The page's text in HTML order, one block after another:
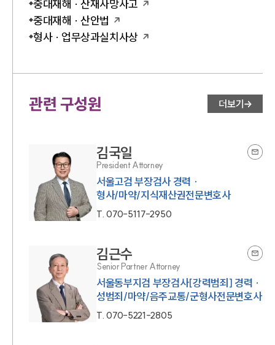
중대재해 · 산재사망사고
중대재해 · 산안법
형사 · 업무상과실치사상
관련 구성원 더보기
김국일
President Attorney
서울고검 부장검사 경력 ·
형사/마약/지식재산권전문변호사
T.070-5117-2950
김근수
Senior Partner Attorney
서울동부지검 부장검사[강력범죄] 경력 ·
성범죄/마약/음주교통/군형사전문변호사
T.070-5221-2805